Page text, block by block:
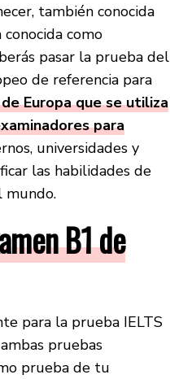
también conocida
conocida como
pasar la prueba del
de referencia para
Europa que se utiliza
para
universidades y
las habilidades de
mundo.
B1 de
para la prueba IELTS
pruebas
prueba de tu